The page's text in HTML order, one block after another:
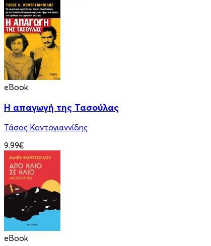
eBook
Η απαγωγή της Τασούλας
Τάσος Κοντογιαννίδης
9.99€
eBook